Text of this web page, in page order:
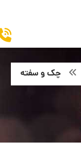
چک و سفته